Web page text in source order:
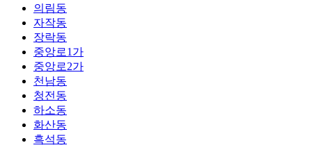
의림동
자작동
장락동
중앙로1가
중앙로2가
천남동
청전동
하소동
화산동
흑석동